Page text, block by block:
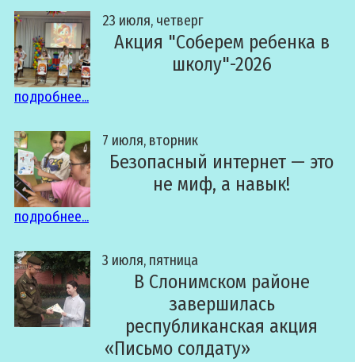
23 июля, четверг
Акция "Соберем ребенка в
школу"-2026
подробнее...
7 июля, вторник
Безопасный интернет — это
не миф, а навык!
подробнее...
3 июля, пятница
В Слонимском районе
завершилась
республиканская акция
«Письмо солдату»